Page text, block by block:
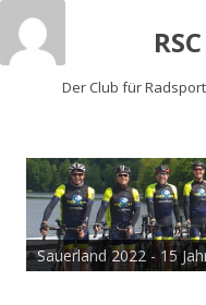
Der Club für
Sauerland 2022 - 15